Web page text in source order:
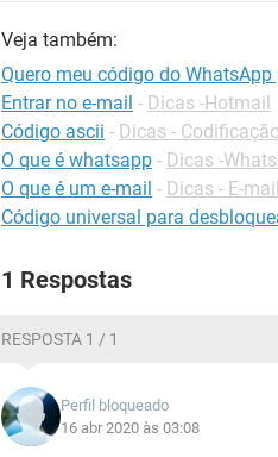
Veja também:
Quero meu código do WhatsApp
Entrar no e-mail - Dicas -Hotmail
Código ascii - Dicas - Codificação
O que é whatsapp - Dicas -
O que é um e-mail - Dicas - E-mail
Código universal para
1 Respostas
RESPOSTA 1 / 1
Perfil bloqueado
16 abr 2020 às 03:08